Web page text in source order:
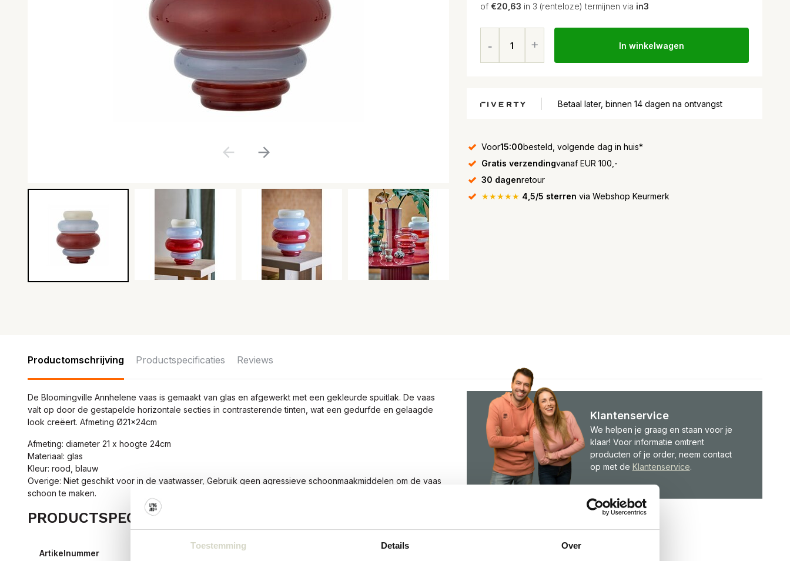
Toestemming Details Over
of €20,63 in 3 (renteloze) termijnen via in3
In winkelwagen
Betaal later, binnen 14 dagen na ontvangst
Voor15:00besteld, volgende dag in huis*
Gratis verzendingvanaf EUR 100,-
30 dagenretour
★★★★★ 4,5/5 sterren via Webshop Keurmerk
Productomschrijving Productspecificaties Reviews
De Bloomingville Annhelene vaas is gemaakt van glas en afgewerkt met een gekleurde spuitlak. De vaas
valt op door de gestapelde horizontale secties in contrasterende tinten, wat een gedurfde en gelaagde
look creëert. Afmeting Ø21x24cm
Afmeting: diameter 21 x hoogte 24cm
Materiaal: glas
Kleur: rood, blauw
Overige: Niet geschikt voor in de vaatwasser, Gebruik geen agressieve schoonmaakmiddelen om de vaas
schoon te maken.
PRODUCTSPECIFICATIES
Artikelnummer 82073198
Klantenservice
We helpen je graag en staan voor je
klaar! Voor informatie omtrent
producten of je order, neem contact
op met de Klantenservice.